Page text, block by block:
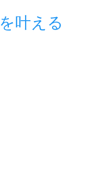
を叶える